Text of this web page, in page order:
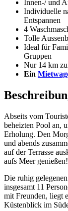
Innen-/ und
Individuelle
Entspannen
4
Tolle
Ideal für
Gruppen
Nur 14 km
Ein
Abseits vom
beheizten Pool an,
Erholung. Den
und abends
auf der Terrasse
aufs Meer genießen!
Die ruhig
insgesamt 11
mit Freunden, liegt
Küstenblick im